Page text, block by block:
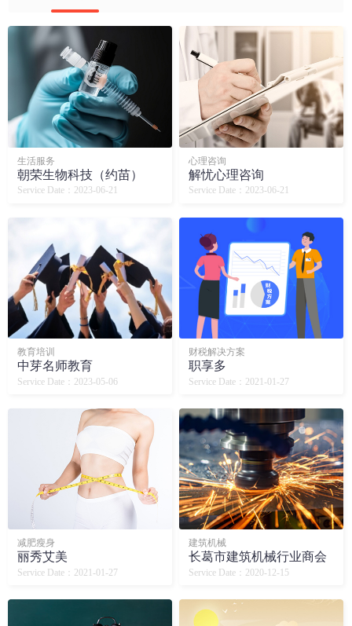
生活服务
朝荣生物科技（约苗）
Service Date：2023-06-21
心理咨询
解忧心理咨询
Service Date：2023-06-21
教育培训
中芽名师教育
Service Date：2023-05-06
财税解决方案
职享多
Service Date：2021-01-27
减肥瘦身
丽秀艾美
Service Date：2021-01-27
建筑机械
长葛市建筑机械行业商会
Service Date：2020-12-15